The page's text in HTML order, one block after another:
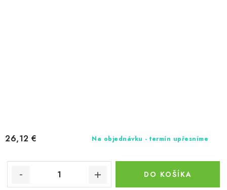
Na objednávku - termín upřesníme
26,12 €
DO KOŠÍKA